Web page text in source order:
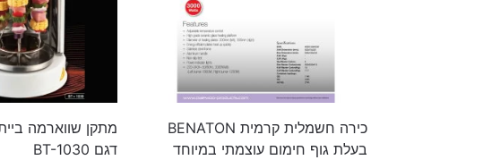
כירה חשמלית קרמית BENATON
בעלת גוף חימום עוצמתי במיוחד
דגם BT-1030